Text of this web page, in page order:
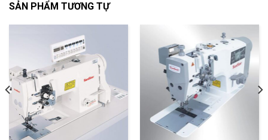
SẢN PHẨM TƯƠNG TỰ